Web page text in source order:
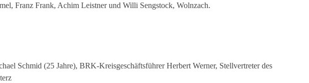
Franz Frank, Achim Leistner und Willi Sengstock, Wolnzach.
Schmid (25 Jahre), BRK-Kreisgeschäftsführer Herbert Werner, Stellvertreter des